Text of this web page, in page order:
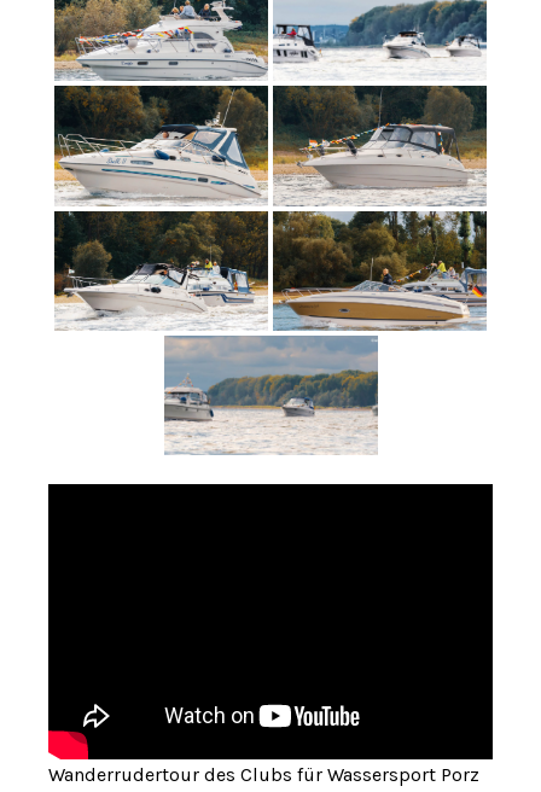
Wanderrudertour des Clubs für Wassersport Porz